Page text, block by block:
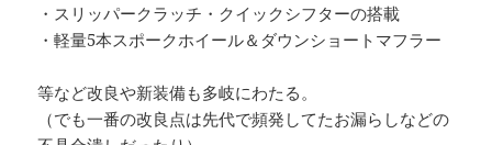
・スリッパークラッチ・クイックシフターの搭載
・軽量5本スポークホイール＆ダウンショートマフラー
等など改良や新装備も多岐にわたる。
（でも一番の改良点は先代で頻発してたお漏らしなどの